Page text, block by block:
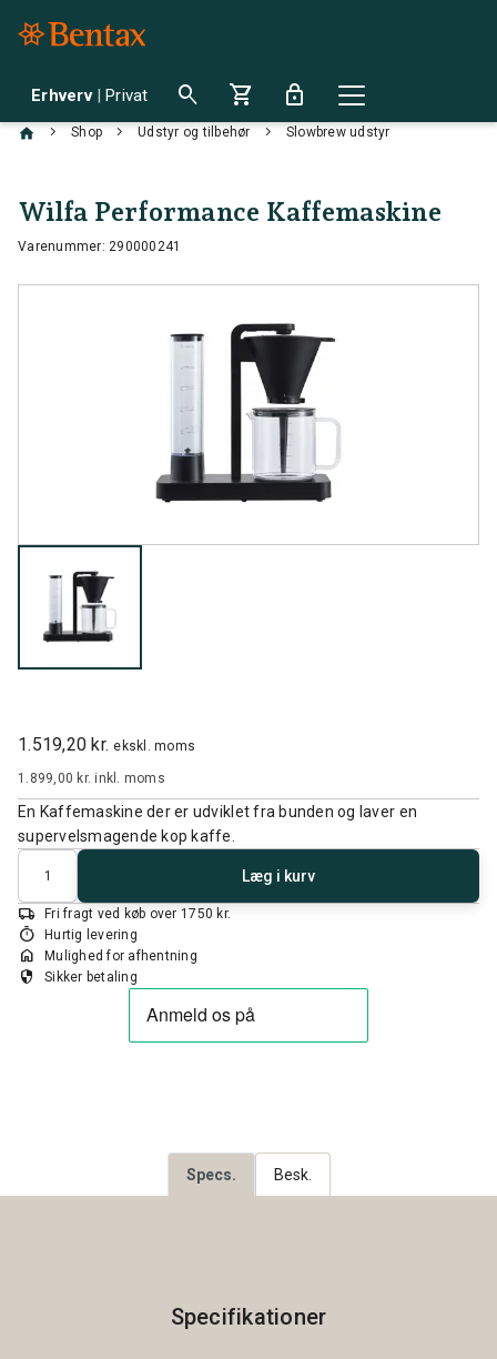
Erhverv | Privat search shopping_cart lock
chevron_right Shop chevron_right Udstyr og tilbehør chevron_right Slowbrew udstyr
Wilfa Performance Kaffemaskine
Varenummer: 290000241
1.519,20 kr. ekskl. moms
1.899,00 kr.inkl. moms
En Kaffemaskine der er udviklet fra bunden og laver en
supervelsmagende kop kaffe.
Antal
Læg i kurv
local_shipping Fri fragt ved køb over 1750 kr.
timer Hurtig levering
home Mulighed for afhentning
security Sikker betaling
Specs. Besk.
Specifikationer